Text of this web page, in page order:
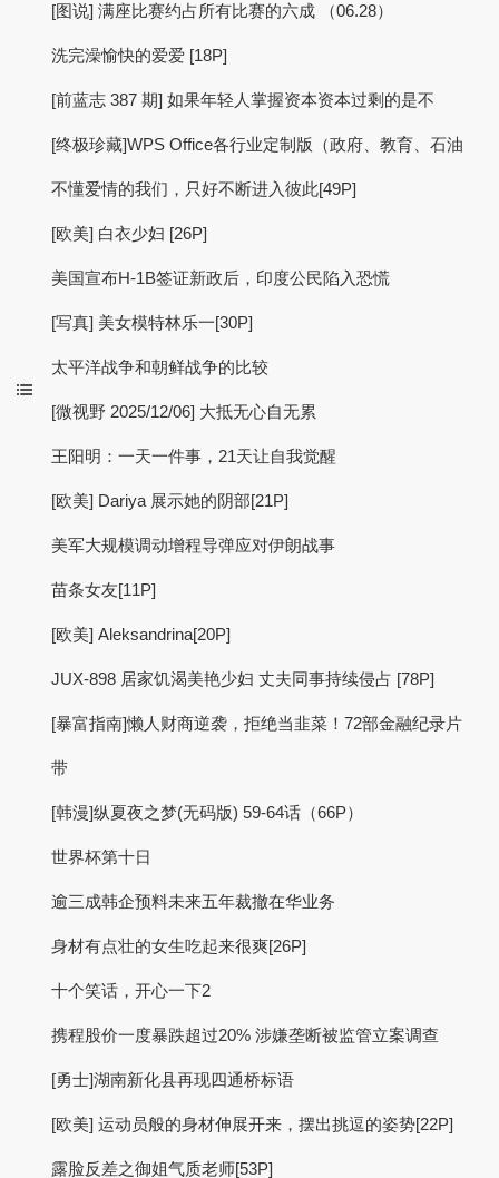
[图说] 满座比赛约占所有比赛的六成 （06.28）
洗完澡愉快的爱爱 [18P]
[前蓝志 387 期] 如果年轻人掌握资本资本过剩的是不
[终极珍藏]WPS Office各行业定制版（政府、教育、石油
不懂爱情的我们，只好不断进入彼此[49P]
[欧美] 白衣少妇 [26P]
美国宣布H-1B签证新政后，印度公民陷入恐慌
[写真] 美女模特林乐一[30P]
太平洋战争和朝鲜战争的比较
[微视野 2025/12/06] 大抵无心自无累
王阳明：一天一件事，21天让自我觉醒
[欧美] Dariya 展示她的阴部[21P]
美军大规模调动增程导弹应对伊朗战事
苗条女友[11P]
[欧美] Aleksandrina[20P]
JUX-898 居家饥渴美艳少妇 丈夫同事持续侵占 [78P]
[暴富指南]懒人财商逆袭，拒绝当韭菜！72部金融纪录片
带
[韩漫]纵夏夜之梦(无码版) 59-64话（66P）
世界杯第十日
逾三成韩企预料未来五年裁撤在华业务
身材有点壮的女生吃起来很爽[26P]
十个笑话，开心一下2
携程股价一度暴跌超过20% 涉嫌垄断被监管立案调查
[勇士]湖南新化县再现四通桥标语
[欧美] 运动员般的身材伸展开来，摆出挑逗的姿势[22P]
露脸反差之御姐气质老师[53P]